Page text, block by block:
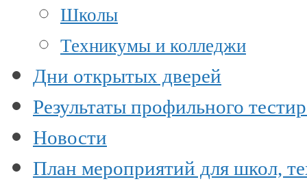
Школы
Техникумы и колледжи
Дни открытых дверей
Результаты профильного
Новости
План мероприятий для школ,